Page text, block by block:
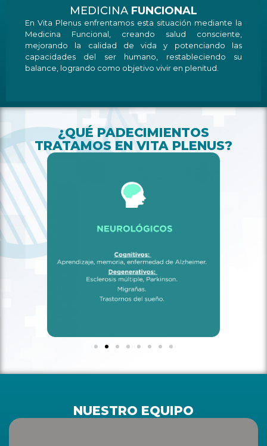
MEDICINA FUNCIONAL
En Vita Plenus enfrentamos esta situación mediante la
Medicina Funcional, creando salud consciente,
mejorando la calidad de vida y potenciando las
capacidades del ser humano, restableciendo su
balance, logrando como objetivo vivir en plenitud.
¿QUÉ PADECIMIENTOS
TRATAMOS EN VITA PLENUS?
NUESTRO EQUIPO